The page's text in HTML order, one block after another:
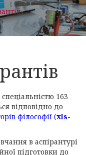
163
відповідно до
філософії (xls-
в аспірантурі
підготовки до